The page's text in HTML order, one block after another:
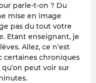
parle-t-on ? Du
mise en image
pas du tout votre
Etant enseignant, je
Allez, ce n’est
certaines chroniques
peut voir sur